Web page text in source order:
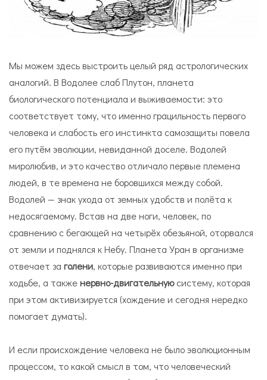
Мы можем здесь выстроить целый ряд астрологических
аналогий. В Водолее слаб Плутон, планета
биологического потенциала и выживаемости: это
соответствует тому, что именно грацильность первого
человека и слабость его инстинкта самозащиты повела
его путём эволюции, невиданной доселе. Водолей
миролюбив, и это качество отличало первые племена
людей, в те времена не боровшихся между собой.
Водолей — знак ухода от земных удобств и полёта к
недосягаемому. Встав на две ноги, человек, по
сравнению с бегающей на четырёх обезьяной, оторвался
от земли и поднялся к Небу. Планета Уран в организме
отвечает за голени, которые развиваются именно при
ходьбе, а такженервно-двигательнуюсистему, которая
при этом активизируется (хождение и сегодня нередко
помогает думать).
И если происхождение человека не было эволюционным
процессом, то какой смысл в том, что человеческий